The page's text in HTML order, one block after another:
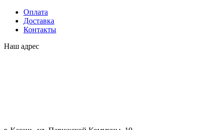
Оплата
Доставка
Контакты
Наш адрес